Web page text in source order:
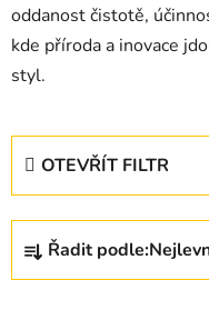
oddanost čistotě,
kde příroda a inovace
styl.
OTEVŘÍT FILTR
Ř
z
Řadit podle: